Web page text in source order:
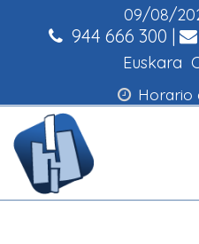
09/08/
944 666 300 |
Euskara
Horario